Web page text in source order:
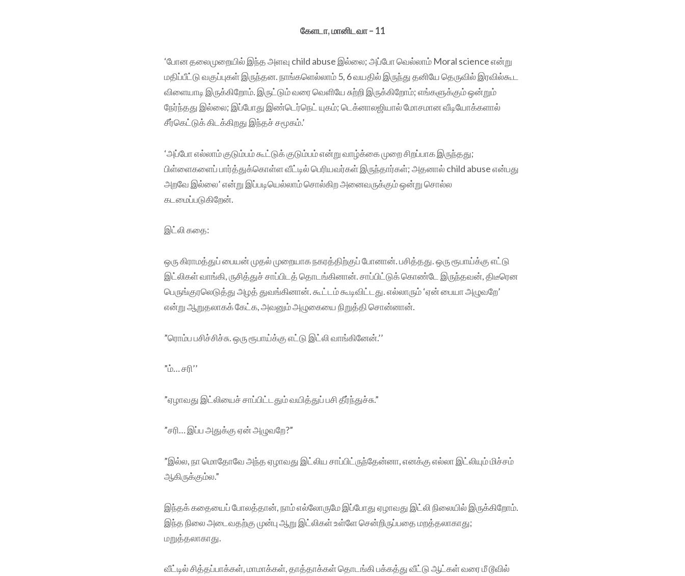
கேளடா, மானிடவா – 11
‘போன தலைமுறையில் இந்த அளவு child abuse இல்லை; அப்போ வெல்லாம் Moral science என்று
மதிப்பீட்டு வகுப்புகள் இருந்தன. நாங்களெல்லாம் 5, 6 வயதில் இருந்து தனியே தெருவில் இரவில்கூட
விளையாடி இருக்கிறோம். இருட்டும் வரை வெளியே சுற்றி இருக்கிறோம்; எங்களுக்கும் ஒன்றும்
நேர்ந்தது இல்லை; இப்போது இண்டெர்நெட் யுகம்; டெக்னாலஜியால் மோசமான வீடியோக்களால்
சீர்கெட்டுக் கிடக்கிறது இந்தச் சமூகம்.’
‘அப்போ எல்லாம் குடும்பம் கூட்டுக் குடும்பம் என்று வாழ்க்கை முறை சிறப்பாக இருந்தது;
பிள்ளைகளைப் பார்த்துக்கொள்ள வீட்டில் பெரியவர்கள் இருந்தார்கள்; அதனால் child abuse என்பது
அறவே இல்லை’ என்று இப்படியெல்லாம் சொல்கிற அனைவருக்கும் ஒன்று சொல்ல
கடமைப்படுகிறேன்.
இட்லி கதை:
ஒரு கிராமத்துப் பையன் முதல் முறையாக நகரத்திற்குப் போனான். பசித்தது. ஒரு ரூபாய்க்கு எட்டு
இட்லிகள் வாங்கி, ருசித்துச் சாப்பிடத் தொடங்கினான். சாப்பிட்டுக் கொண்டே இருந்தவன், திடீரென
பெருங்குரலெடுத்து அழத் துவங்கினான். கூட்டம் கூடிவிட்டது. எல்லாரும் ‘ஏன் பையா அழுவறே’
என்று ஆறுதலாகக் கேட்க, அவனும் அழுகையை நிறுத்தி சொன்னான்.
”ரொம்ப பசிச்சிச்சு. ஒரு ரூபாய்க்கு எட்டு இட்லி வாங்கினேன்.’’
”ம்… சரி’’
”ஏழாவது இட்லியைச் சாப்பிட்டதும் வயித்துப் பசி தீர்ந்துச்சு.”
”சரி… இப்ப அதுக்கு ஏன் அழுவறே?”
”இல்ல, நா மொதோவே அந்த ஏழாவது இட்லிய சாப்பிட்ருந்தேன்னா, எனக்கு எல்லா இட்லியும் மிச்சம்
ஆகிருக்கும்ல.”
இந்தக் கதையைப் போலத்தான், நாம் எல்லோருமே இப்போது ஏழாவது இட்லி நிலையில் இருக்கிறோம்.
இந்த நிலை அடைவதற்கு முன்பு ஆறு இட்லிகள் உள்ளே சென்றிருப்பதை மறத்தலாகாது;
மறுத்தலாகாது.
வீட்டில் சித்தப்பாக்கள், மாமாக்கள், தாத்தாக்கள் தொடங்கி பக்கத்து வீட்டு ஆட்கள் வரை மீ டூவில்